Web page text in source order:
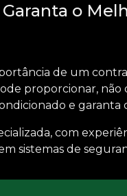
o
de um
proporcionar,
e
com
sistemas de